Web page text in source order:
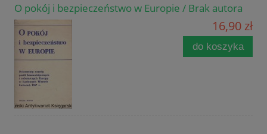
O pokój i bezpieczeństwo w Europie / Brak autora
16,90 zł
do koszyka